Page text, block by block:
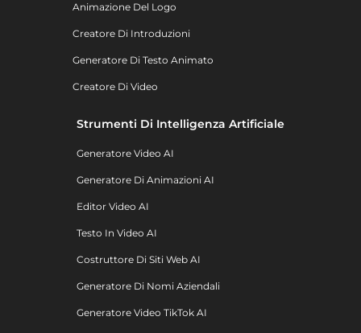
Animazione Del Logo
Creatore Di Introduzioni
Generatore Di Testo Animato
Creatore Di Video
Strumenti Di Intelligenza Artificiale
Generatore Video AI
Generatore Di Animazioni AI
Editor Video AI
Testo In Video AI
Costruttore Di Siti Web AI
Generatore Di Nomi Aziendali
Generatore Video TikTok AI